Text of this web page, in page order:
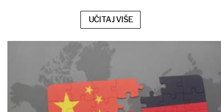
UČITAJ VIŠE